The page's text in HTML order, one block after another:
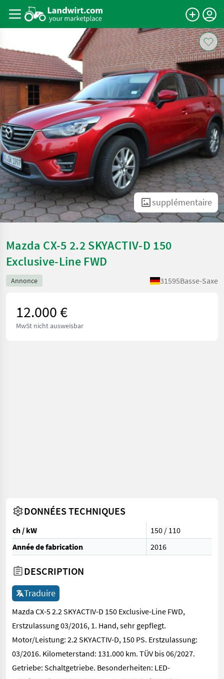
supplémentaire
Mazda CX-5 2.2 SKYACTIV-D 150
Exclusive-Line FWD
Annonce 31595Basse-Saxe
12.000 €
MwSt nicht ausweisbar
DONNÉES TECHNIQUES
ch / kW
150 / 110
Année de fabrication
2016
DESCRIPTION
Traduire
Mazda CX-5 2.2 SKYACTIV-D 150 Exclusive-Line FWD,
Erstzulassung 03/2016, 1. Hand, sehr gepflegt.
Motor/Leistung: 2.2 SKYACTIV-D, 150 PS. Erstzulassung:
03/2016. Kilometerstand: 131.000 km. TÜV bis 06/2027.
Getriebe: Schaltgetriebe. Besonderheiten: LED-